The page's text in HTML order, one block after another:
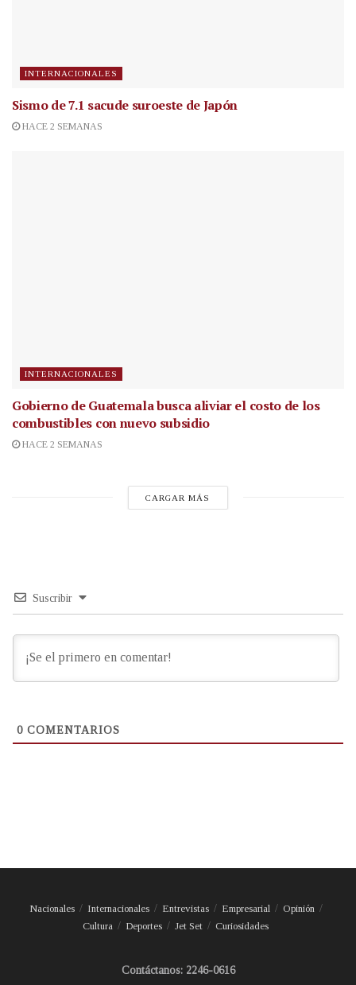
INTERNACIONALES
Sismo de 7.1 sacude suroeste de Japón
HACE 2 SEMANAS
INTERNACIONALES
Gobierno de Guatemala busca aliviar el costo de los
combustibles con nuevo subsidio
HACE 2 SEMANAS
CARGAR MÁS
Suscribir
0 COMENTARIOS
Nacionales Internacionales Entrevistas Empresarial
Opinión
Cultura
Deportes Jet Set Curiosidades
Contáctanos: 2246-0616